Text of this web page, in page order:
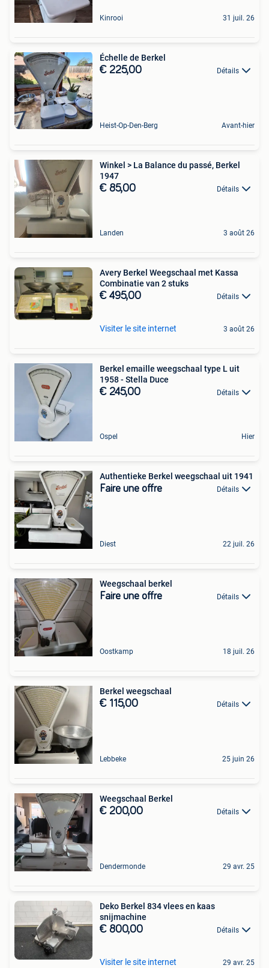
Kinrooi 31 juil. 26
Échelle de Berkel
€ 225,00 Détails
Heist-Op-Den-Berg Avant-hier
Winkel > La Balance du passé, Berkel
1947
€ 85,00 Détails
Landen 3 août 26
Avery Berkel Weegschaal met Kassa
Combinatie van 2 stuks
€ 495,00 Détails
Visiter le site internet 3 août 26
Berkel emaille weegschaal type L uit
1958 - Stella Duce
€ 245,00 Détails
Ospel Hier
Authentieke Berkel weegschaal uit 1941
Faire une offre Détails
Diest 22 juil. 26
Weegschaal berkel
Faire une offre Détails
Oostkamp 18 juil. 26
Berkel weegschaal
€ 115,00 Détails
Lebbeke 25 juin 26
Weegschaal Berkel
€ 200,00 Détails
Dendermonde 29 avr. 25
Deko Berkel 834 vlees en kaas
snijmachine
€ 800,00 Détails
Visiter le site internet 29 avr. 25